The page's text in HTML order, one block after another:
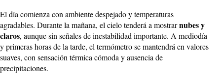
El día comienza con ambiente despejado y temperaturas
agradables. Durante la mañana, el cielo tenderá a mostrarnubes y
claros, aunque sin señales de inestabilidad importante. A mediodía
y primeras horas de la tarde, el termómetro se mantendrá en valores
suaves, con sensación térmica cómoda y ausencia de
precipitaciones.